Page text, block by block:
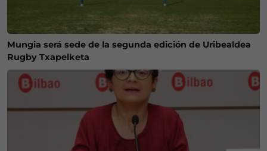
Mungia será sede de la segunda edición de Uribealdea
Rugby Txapelketa